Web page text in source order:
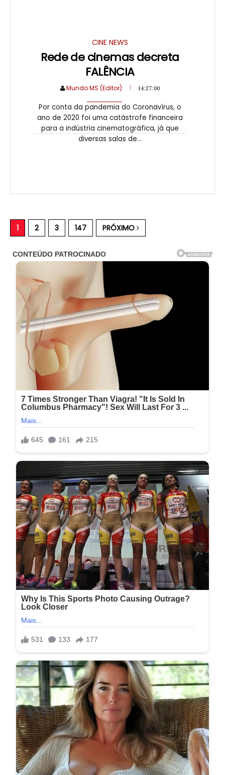
CINE NEWS
Rede de cinemas decreta
FALÊNCIA
Mundo MS (Editor) 14:27:00
Por conta da pandemia do Coronavírus, o
ano de 2020 foi uma catástrofe financeira
para a indústria cinematográfica, já que
diversas salas de...
1 2 3 147 PRÓXIMO